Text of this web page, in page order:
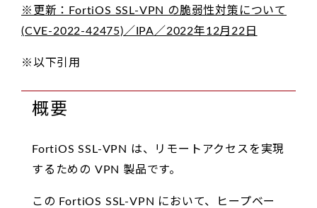
※更新：FortiOS SSL-VPN の脆弱性対策について
(CVE-2022-42475)／IPA／2022年12月22日
※以下引用
概要
FortiOS SSL-VPN は、リモートアクセスを実現
するための VPN 製品です。
この FortiOS SSL-VPN において、ヒープベー